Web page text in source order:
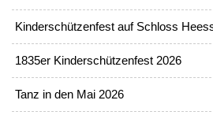
Kinderschützenfest auf Schloss
1835er Kinderschützenfest 2026
Tanz in den Mai 2026